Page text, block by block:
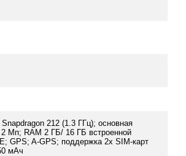
212 (1.3 ГГц); основная
Мп; RAM 2 ГБ/ 16 ГБ встроенной
GPS; A-GPS; поддержка 2х SIM-карт
мАч